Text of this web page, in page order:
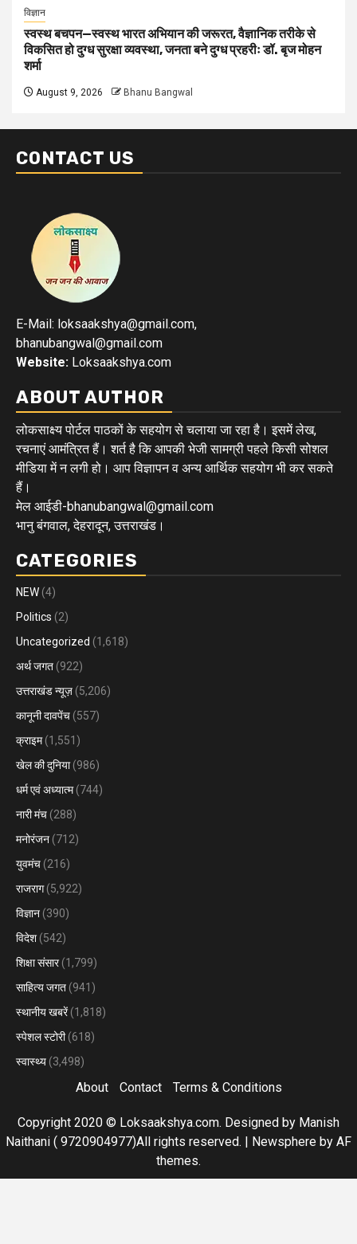
विज्ञान
स्वस्थ बचपन—स्वस्थ भारत अभियान की जरूरत, वैज्ञानिक तरीके से
विकसित हो दुग्ध सुरक्षा व्यवस्था, जनता बने दुग्ध प्रहरीः डॉ. बृज मोहन
शर्मा
August 9, 2026 Bhanu Bangwal
CONTACT US
E-Mail: loksaakshya@gmail.com,
bhanubangwal@gmail.com
Website: Loksaakshya.com
ABOUT AUTHOR
लोकसाक्ष्य पोर्टल पाठकों के सहयोग से चलाया जा रहा है। इसमें लेख,
रचनाएं आमंत्रित हैं। शर्त है कि आपकी भेजी सामग्री पहले किसी सोशल
मीडिया में न लगी हो। आप विज्ञापन व अन्य आर्थिक सहयोग भी कर सकते
हैं।
मेल आईडी-bhanubangwal@gmail.com
भानु बंगवाल, देहरादून, उत्तराखंड।
CATEGORIES
NEW (4)
Politics (2)
Uncategorized (1,618)
अर्थ जगत (922)
उत्तराखंड न्यूज़ (5,206)
कानूनी दावपेंच (557)
क्राइम(1,551)
खेल की दुनिया(986)
धर्म एवं अध्यात्म(744)
नारी मंच (288)
मनोरंजन (712)
युवमंच (216)
राजराग(5,922)
विज्ञान (390)
विदेश (542)
शिक्षा संसार(1,799)
साहित्य जगत (941)
स्थानीय खबरें(1,818)
स्पेशल स्टोरी(618)
स्वास्थ्य (3,498)
About Contact Terms & Conditions
Copyright 2020 © Loksaakshya.com. Designed by Manish
Naithani ( 9720904977)All rights reserved.
Newsphere by AF
themes.